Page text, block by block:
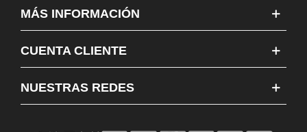
MÁS INFORMACIÓN
CUENTA CLIENTE
NUESTRAS REDES